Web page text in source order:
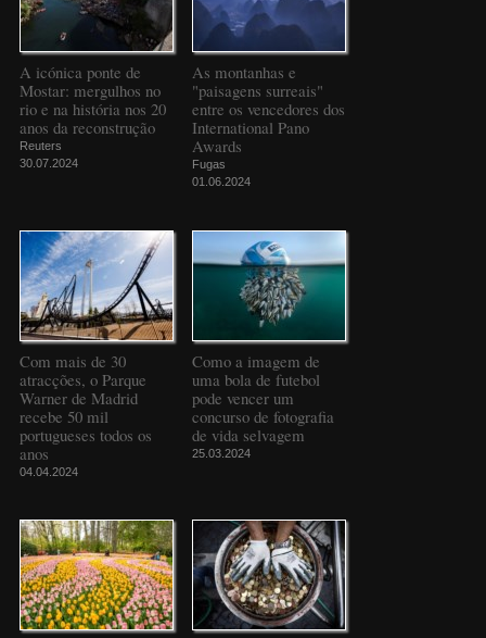
A icónica ponte de
Mostar: mergulhos no
rio e na história nos 20
anos da reconstrução
Reuters
30.07.2024
As montanhas e
"paisagens surreais"
entre os vencedores dos
International Pano
Awards
Fugas
01.06.2024
Com mais de 30
atracções, o Parque
Warner de Madrid
recebe 50 mil
portugueses todos os
anos
04.04.2024
Como a imagem de
uma bola de futebol
pode vencer um
concurso de fotografia
de vida selvagem
25.03.2024